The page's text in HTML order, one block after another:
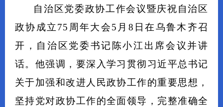
自治区党委政协工作会议暨庆祝自治区
政协成立75周年大会5月8日在乌鲁木齐召
开，自治区党委书记陈小江出席会议并讲
话。他强调，要深入学习贯彻习近平总书记
关于加强和改进人民政协工作的重要思想，
坚持党对政协工作的全面领导，完整准确全